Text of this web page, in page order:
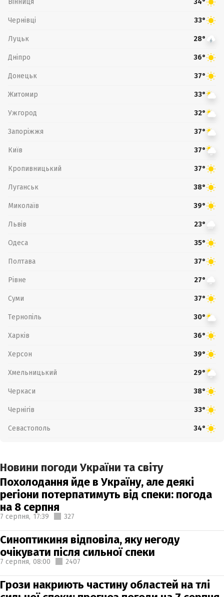
34°
Чернівці 33°
Луцьк 28°
Дніпро 36°
Донецьк 37°
Житомир 33°
Ужгород 32°
Запоріжжя 37°
Київ 37°
Кропивницький 37°
Луганськ 38°
Миколаїв 39°
Львів 23°
Одеса 35°
Полтава 37°
Рівне 27°
Суми 37°
Тернопіль 30°
Харків 36°
Херсон 39°
Хмельницький 29°
Черкаси 38°
Чернігів 33°
Севастополь 34°
Новини погоди України та світу
Похолодання йде в Україну, але деякі
регіони потерпатимуть від спеки: погода
на 8 серпня
7 серпня, 17:39 327
Синоптикиня відповіла, яку негоду
очікувати після сильної спеки
7 серпня, 08:00 2407
Грози накриють частину областей на тлі